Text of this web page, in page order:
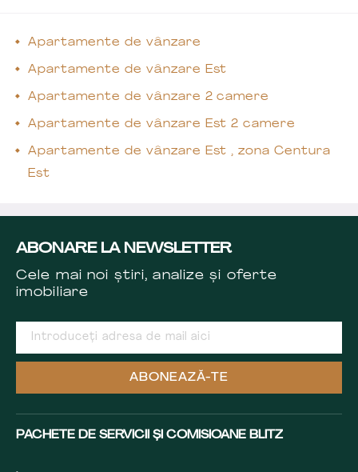
Apartamente de vânzare
Apartamente de vânzare Est
Apartamente de vânzare 2 camere
Apartamente de vânzare Est 2 camere
Apartamente de vânzare Est , zona Centura
Est
ABONARE LA NEWSLETTER
Cele mai noi știri, analize și oferte
imobiliare
ABONEAZĂ-TE
PACHETE DE SERVICII ȘI COMISIOANE BLITZ